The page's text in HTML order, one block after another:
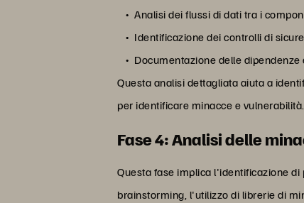
Analisi dei flussi di dati tra i
Identificazione dei controlli di
Documentazione delle
Questa analisi dettagliata aiuta a
per identificare minacce e vulnerabilità.
Fase 4: Analisi delle
Questa fase implica l'identificazione
brainstorming, l'utilizzo di librerie di